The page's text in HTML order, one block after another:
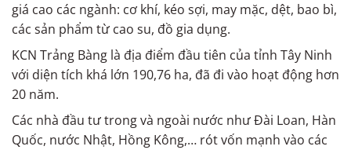
giá cao các ngành: cơ khí, kéo sợi, may mặc, dệt, bao bì,
các sản phẩm từ cao su, đồ gia dụng.
KCN Trảng Bàng là địa điểm đầu tiên của tỉnh Tây Ninh
với diện tích khá lớn 190,76 ha, đã đi vào hoạt động hơn
20 năm.
Các nhà đầu tư trong và ngoài nước như Đài Loan, Hàn
Quốc, nước Nhật, Hồng Kông,… rót vốn mạnh vào các